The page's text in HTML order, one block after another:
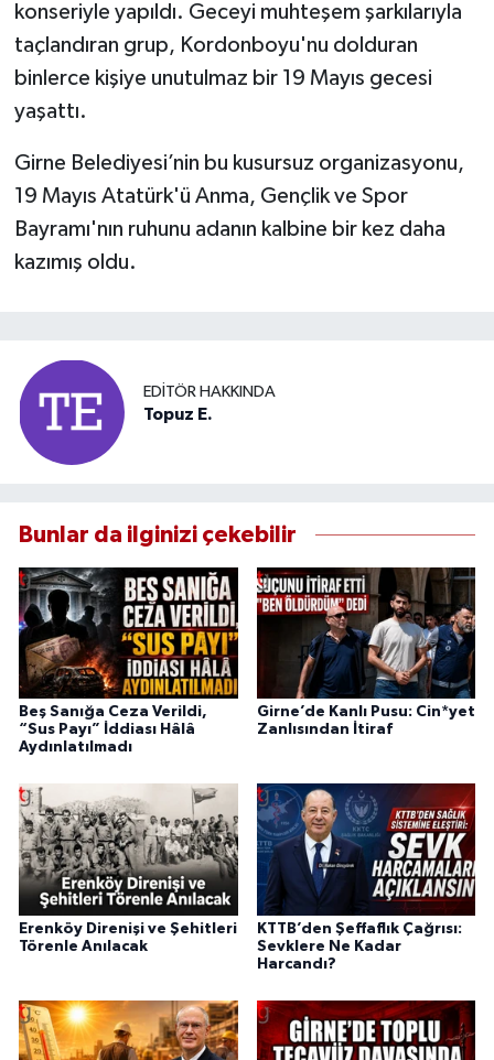
konseriyle yapıldı. Geceyi muhteşem şarkılarıyla
taçlandıran grup, Kordonboyu'nu dolduran
binlerce kişiye unutulmaz bir 19 Mayıs gecesi
yaşattı.
Girne Belediyesi’nin bu kusursuz organizasyonu,
19 Mayıs Atatürk'ü Anma, Gençlik ve Spor
Bayramı'nın ruhunu adanın kalbine bir kez daha
kazımış oldu.
EDITÖR HAKKINDA
Topuz E.
Bunlar da ilginizi çekebilir
Beş Sanığa Ceza Verildi,
“Sus Payı” İddiası Hâlâ
Aydınlatılmadı
Girne’de Kanlı Pusu: Cin*yet
Zanlısından İtiraf
Erenköy Direnişi ve Şehitleri
Törenle Anılacak
KTTB’den Şeffaflık Çağrısı:
Sevklere Ne Kadar
Harcandı?